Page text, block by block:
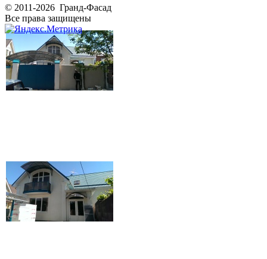
© 2011-2026 Гранд-Фасад
Все права защищены